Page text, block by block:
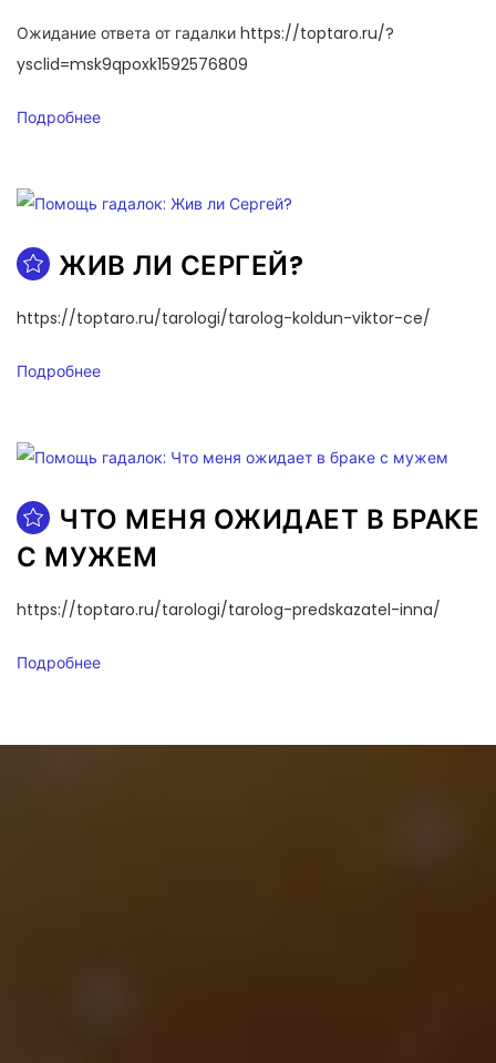
Ожидание ответа от гадалки https://toptaro.ru/?
ysclid=msk9qpoxk1592576809
Подробнее
ЖИВ ЛИ СЕРГЕЙ?
https://toptaro.ru/tarologi/tarolog-koldun-viktor-ce/
Подробнее
ЧТО МЕНЯ ОЖИДАЕТ В БРАКЕ
С МУЖЕМ
https://toptaro.ru/tarologi/tarolog-predskazatel-inna/
Подробнее